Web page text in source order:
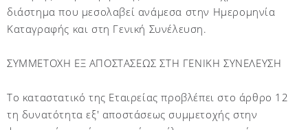
διάστημα που μεσολαβεί ανάμεσα στην Ημερομηνία
Καταγραφής και στη Γενική Συνέλευση.
ΣΥΜΜΕΤΟΧΗ ΕΞ ΑΠΟΣΤΑΣΕΩΣ ΣΤΗ ΓΕΝΙΚΗ ΣΥΝΕΛΕΥΣΗ
Το καταστατικό της Εταιρείας προβλέπει στο άρθρο 12
τη δυνατότητα εξ' αποστάσεως συμμετοχής στην